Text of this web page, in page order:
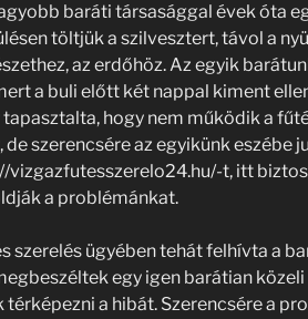
baráti társasággal évek óta
töltjük a szilvesztert, távol a
az erdőhöz. Az egyik
a buli előtt két nappal kiment
hogy nem működik a
de szerencsére az egyikünk eszébe
vizgazfutesszerelo24.hu/-t, itt
a problémánkat.
szerelés ügyében tehát felhívta a
egy igen barátian
térképezni a hibát. Szerencsére a